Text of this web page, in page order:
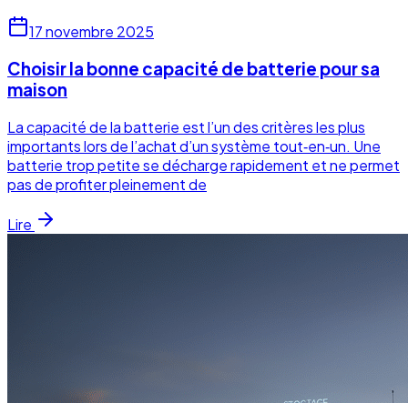
17 novembre 2025
Choisir la bonne capacité de batterie pour sa
maison
La capacité de la batterie est l’un des critères les plus
importants lors de l’achat d’un système tout‑en‑un. Une
batterie trop petite se décharge rapidement et ne permet
pas de profiter pleinement de
Lire